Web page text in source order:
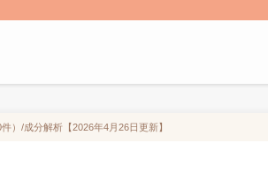
）/成分解析【2026年4月26日更新】